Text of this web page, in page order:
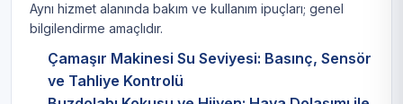
Aynı hizmet alanında bakım ve kullanım ipuçları; genel
bilgilendirme amaçlıdır.
Çamaşır Makinesi Su Seviyesi: Basınç, Sensör
ve Tahliye Kontrolü